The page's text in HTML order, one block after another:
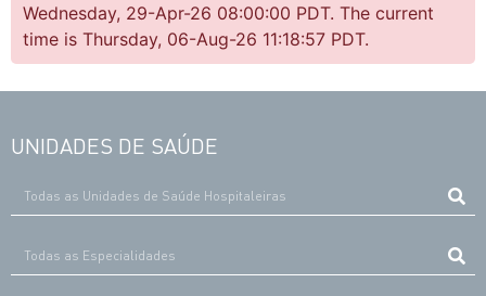
Wednesday, 29-Apr-26 08:00:00 PDT. The current
time is Thursday, 06-Aug-26 11:18:57 PDT.
UNIDADES DE SAÚDE